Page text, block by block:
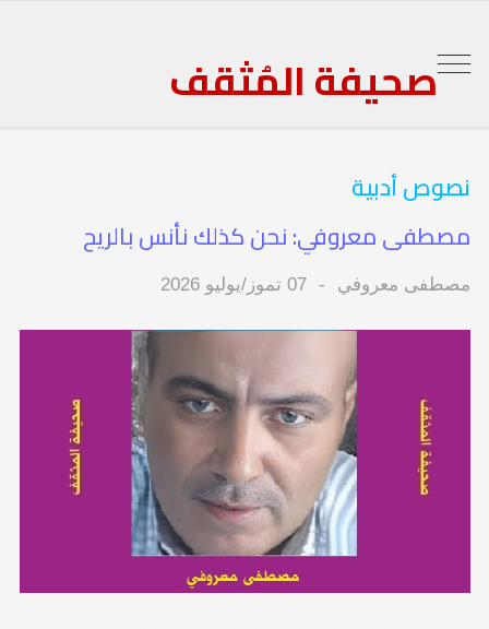
صحيفة المُثقف
نصوص أدبية
مصطفى معروفي: نحن كذلك نأنس بالريح
مصطفى معروفي 07 تموز/يوليو 2026